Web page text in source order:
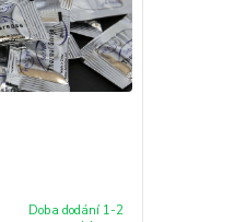
Doba dodání 1-2